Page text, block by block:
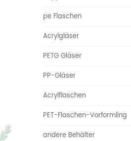
pe Flaschen
Acrylgläser
PETG Gläser
PP-Gläser
Acrylflaschen
PET-Flaschen-Vorformling
andere Behälter